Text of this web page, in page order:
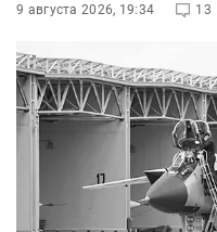
9 августа 2026, 19:34 13